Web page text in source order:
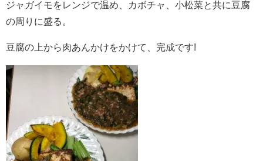
ジャガイモをレンジで温め、カボチャ、小松菜と共に豆腐
の周りに盛る。
豆腐の上から肉あんかけをかけて、完成です!